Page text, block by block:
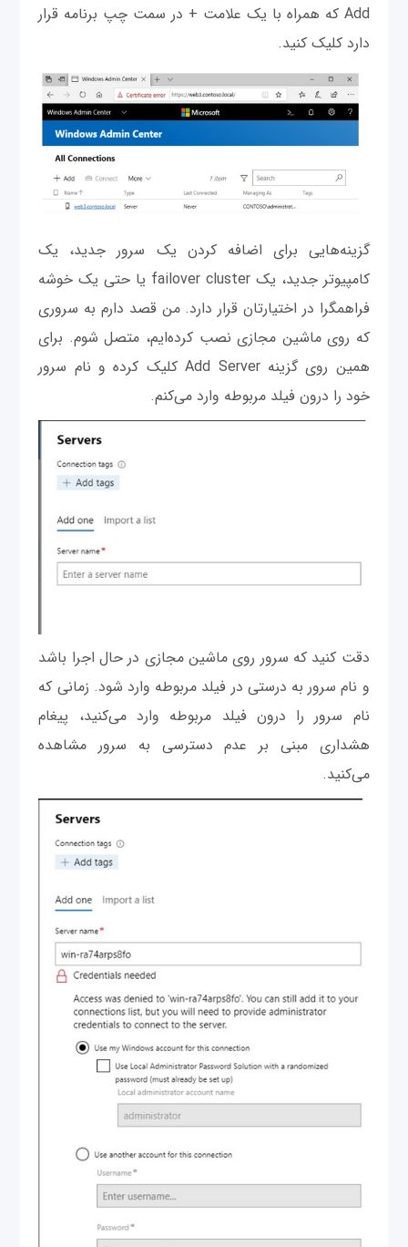
Add که همراه با یک علامت + در سمت چپ برنامه قرار
دارد کلیک کنید.
گزینه‌هایی برای اضافه کردن یک سرور جدید، یک
کامپیوتر جدید، یک failover cluster یا حتی یک خوشه
فراهمگرا در اختیارتان قرار دارد. من قصد دارم به سروری
که روی ماشین مجازی نصب کرده‌ایم، متصل شوم. برای
همین روی گزینه Add Server کلیک کرده و نام سرور
خود را درون فیلد مربوطه وارد می‌کنم.
دقت کنید که سرور روی ماشین مجازی در حال اجرا باشد
و نام سرور به درستی در فیلد مربوطه وارد شود. زمانی که
نام سرور را درون فیلد مربوطه وارد می‌کنید، پیغام
هشداری مبنی بر عدم دسترسی به سرور مشاهده
می‌کنید.